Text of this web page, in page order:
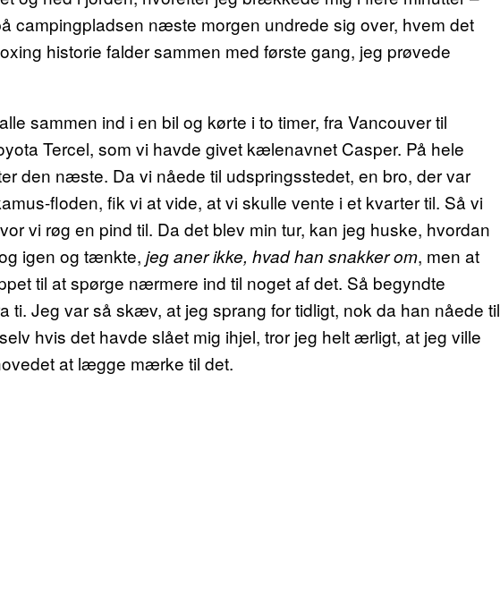
campingpladsen næste morgen undrede sig over, hvem det
historie falder sammen med første gang, jeg prøvede
sammen ind i en bil og kørte i to timer, fra Vancouver til
Tercel, som vi havde givet kælenavnet Casper. På hele
den næste. Da vi nåede til udspringsstedet, en bro, der var
floden, fik vi at vide, at vi skulle vente i et kvarter til. Så vi
vi røg en pind til. Da det blev min tur, kan jeg huske, hvordan
igen og tænkte, jeg aner ikke, hvad han snakker om, men at
til at spørge nærmere ind til noget af det. Så begyndte
ti. Jeg var så skæv, at jeg sprang for tidligt, nok da han nåede til
hvis det havde slået mig ihjel, tror jeg helt ærligt, at jeg ville
at lægge mærke til det.